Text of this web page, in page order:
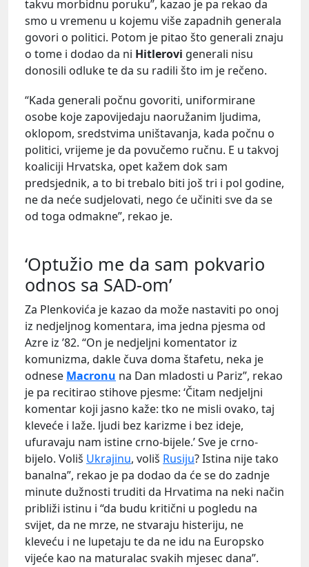
takvu morbidnu poruku”, kazao je pa rekao da
smo u vremenu u kojemu više zapadnih generala
govori o politici. Potom je pitao što generali znaju
o tome i dodao da ni Hitlerovi generali nisu
donosili odluke te da su radili što im je rečeno.
“Kada generali počnu govoriti, uniformirane
osobe koje zapovijedaju naoružanim ljudima,
oklopom, sredstvima uništavanja, kada počnu o
politici, vrijeme je da povučemo ručnu. E u takvoj
koaliciji Hrvatska, opet kažem dok sam
predsjednik, a to bi trebalo biti još tri i pol godine,
ne da neće sudjelovati, nego će učiniti sve da se
od toga odmakne”, rekao je.
‘Optužio me da sam pokvario
odnos sa SAD-om’
Za Plenkovića je kazao da može nastaviti po onoj
iz nedjeljnog komentara, ima jedna pjesma od
Azre iz ’82. “On je nedjeljni komentator iz
komunizma, dakle čuva doma štafetu, neka je
odnese Macronu na Dan mladosti u Pariz”, rekao
je pa recitirao stihove pjesme: ‘Čitam nedjeljni
komentar koji jasno kaže: tko ne misli ovako, taj
kleveće i laže. ljudi bez karizme i bez ideje,
ufuravaju nam istine crno-bijele.’ Sve je crno-
bijelo. Voliš Ukrajinu, voliš Rusiju? Istina nije tako
banalna”, rekao je pa dodao da će se do zadnje
minute dužnosti truditi da Hrvatima na neki način
približi istinu i “da budu kritični u pogledu na
svijet, da ne mrze, ne stvaraju histeriju, ne
kleveću i ne lupetaju te da ne idu na Europsko
vijeće kao na maturalac svakih mjesec dana”.